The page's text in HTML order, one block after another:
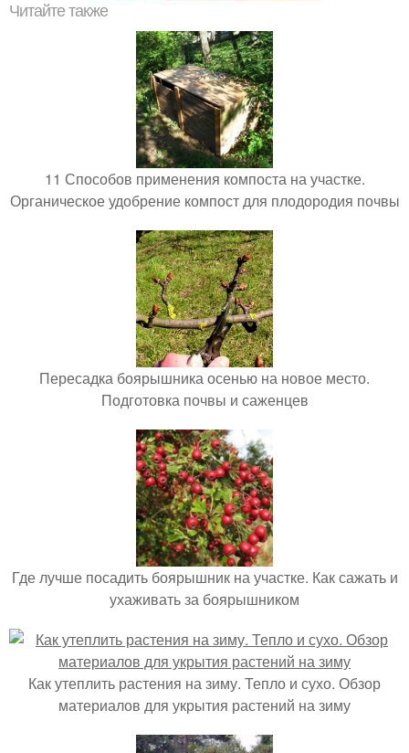
Читайте также
11 Способов применения компоста на участке.
Органическое удобрение компост для плодородия почвы
Пересадка боярышника осенью на новое место.
Подготовка почвы и саженцев
Где лучше посадить боярышник на участке. Как сажать и
ухаживать за боярышником
Как утеплить растения на зиму. Тепло и сухо. Обзор
материалов для укрытия растений на зиму